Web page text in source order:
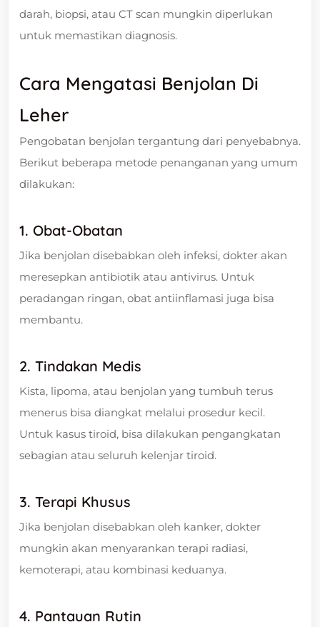
darah, biopsi, atau CT scan mungkin diperlukan
untuk memastikan diagnosis.
Cara Mengatasi Benjolan Di
Leher
Pengobatan benjolan tergantung dari penyebabnya.
Berikut beberapa metode penanganan yang umum
dilakukan:
1. Obat-Obatan
Jika benjolan disebabkan oleh infeksi, dokter akan
meresepkan antibiotik atau antivirus. Untuk
peradangan ringan, obat antiinflamasi juga bisa
membantu.
2. Tindakan Medis
Kista, lipoma, atau benjolan yang tumbuh terus
menerus bisa diangkat melalui prosedur kecil.
Untuk kasus tiroid, bisa dilakukan pengangkatan
sebagian atau seluruh kelenjar tiroid.
3. Terapi Khusus
Jika benjolan disebabkan oleh kanker, dokter
mungkin akan menyarankan terapi radiasi,
kemoterapi, atau kombinasi keduanya.
4. Pantauan Rutin